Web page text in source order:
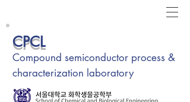
CPCL
Compound semiconductor process &
characterization laboratory